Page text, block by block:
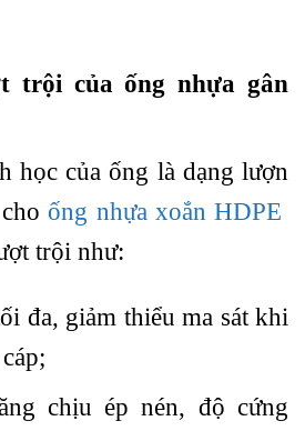
trội của ống nhựa gân
học của ống là dạng lượn
choống nhựa xoắn HDPE
trội như:
đa, giảm thiểu ma sát khi
chịu ép nén, độ cứng